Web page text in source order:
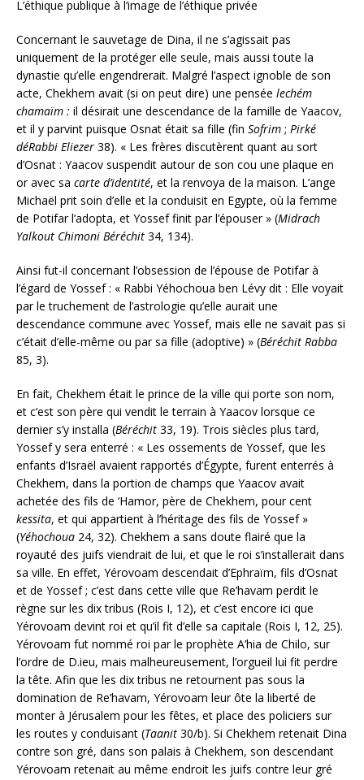
L’éthique publique à l’image de l’éthique privée
Concernant le sauvetage de Dina, il ne s’agissait pas
uniquement de la protéger elle seule, mais aussi toute la
dynastie qu’elle engendrerait. Malgré l’aspect ignoble de son
acte, Chekhem avait (si on peut dire) une pensée lechém
chamaïm : il désirait une descendance de la famille de Yaacov,
et il y parvint puisque Osnat était sa fille (fin Sofrim ; Pirké
déRabbi Eliezer 38). « Les frères discutèrent quant au sort
d’Osnat : Yaacov suspendit autour de son cou une plaque en
or avec sa carte d’identité, et la renvoya de la maison. L’ange
Michaël prit soin d’elle et la conduisit en Egypte, où la femme
de Potifar l’adopta, et Yossef finit par l’épouser » (Midrach
Yalkout Chimoni Béréchit 34, 134).
Ainsi fut-il concernant l’obsession de l’épouse de Potifar à
l’égard de Yossef : « Rabbi Yéhochoua ben Lévy dit : Elle voyait
par le truchement de l’astrologie qu’elle aurait une
descendance commune avec Yossef, mais elle ne savait pas si
c’était d’elle-même ou par sa fille (adoptive) » (Béréchit Rabba
85, 3).
En fait, Chekhem était le prince de la ville qui porte son nom,
et c’est son père qui vendit le terrain à Yaacov lorsque ce
dernier s’y installa (Béréchit 33, 19). Trois siècles plus tard,
Yossef y sera enterré : « Les ossements de Yossef, que les
enfants d’Israël avaient rapportés d’Égypte, furent enterrés à
Chekhem, dans la portion de champs que Yaacov avait
achetée des fils de ‘Hamor, père de Chekhem, pour cent
kessita, et qui appartient à l’héritage des fils de Yossef »
(Yéhochoua 24, 32). Chekhem a sans doute flairé que la
royauté des juifs viendrait de lui, et que le roi s’installerait dans
sa ville. En effet, Yérovoam descendait d’Ephraïm, fils d’Osnat
et de Yossef ; c’est dans cette ville que Re’havam perdit le
règne sur les dix tribus (Rois I, 12), et c’est encore ici que
Yérovoam devint roi et qu’il fit d’elle sa capitale (Rois I, 12, 25).
Yérovoam fut nommé roi par le prophète A’hia de Chilo, sur
l’ordre de D.ieu, mais malheureusement, l’orgueil lui fit perdre
la tête. Afin que les dix tribus ne retournent pas sous la
domination de Re’havam, Yérovoam leur ôte la liberté de
monter à Jérusalem pour les fêtes, et place des policiers sur
les routes y conduisant (Taanit 30/b). Si Chekhem retenait Dina
contre son gré, dans son palais à Chekhem, son descendant
Yérovoam retenait au même endroit les juifs contre leur gré